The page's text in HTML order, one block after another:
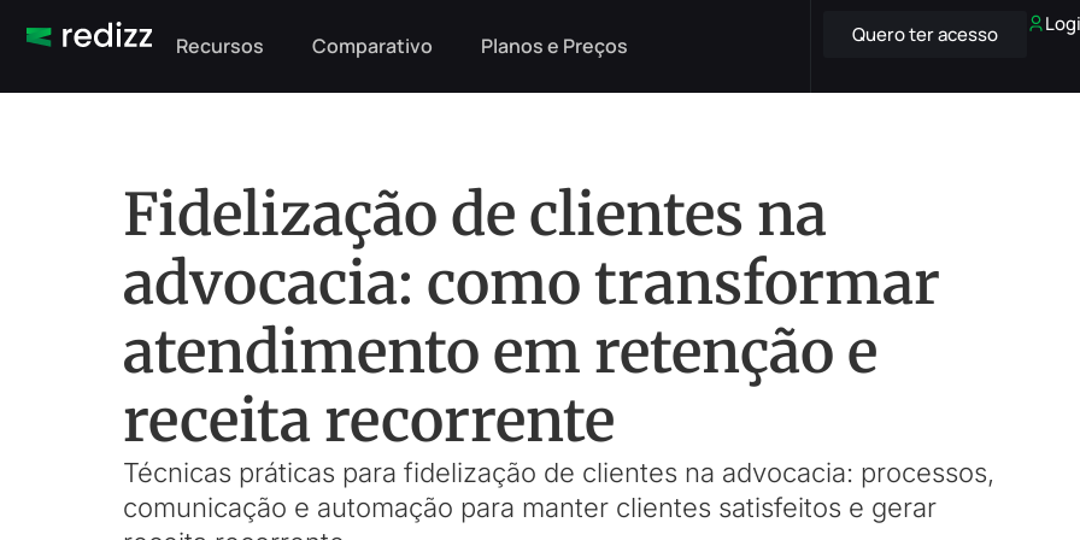
Recursos Comparativo Planos e Preços Quero ter acesso
Fidelização de clientes na
advocacia: como transformar
atendimento em retenção e
receita recorrente
Técnicas práticas para fidelização de clientes na advocacia: processos,
comunicação e automação para manter clientes satisfeitos e gerar